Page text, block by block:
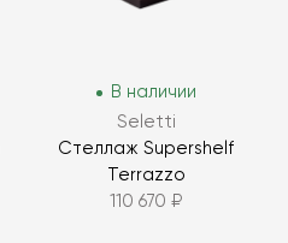
В наличии
Seletti
Стеллаж Supershelf
Terrazzo
110 670 ₽